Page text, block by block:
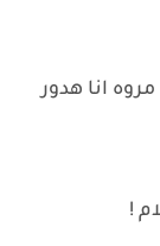
انا هدور
!